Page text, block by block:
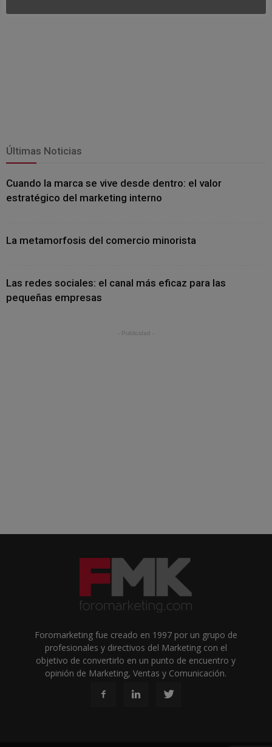
Últimas Noticias
Cuando la marca se vive desde dentro: el valor
estratégico del marketing interno
La metamorfosis del comercio minorista
Las redes sociales: el canal más eficaz para las
pequeñas empresas
- Publicidad -
Foromarketing fue creado en 1997 por un grupo de
profesionales y directivos del Marketing con el
objetivo de convertirlo en un punto de encuentro y
opinión de Marketing, Ventas y Comunicación.